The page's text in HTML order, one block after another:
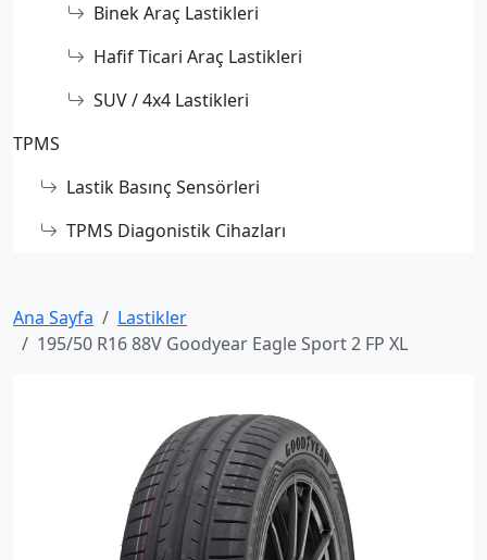
Binek Araç Lastikleri
Hafif Ticari Araç Lastikleri
SUV / 4x4 Lastikleri
TPMS
Lastik Basınç Sensörleri
TPMS Diagonistik Cihazları
Ana Sayfa
Lastikler
195/50 R16 88V Goodyear Eagle Sport 2 FP XL